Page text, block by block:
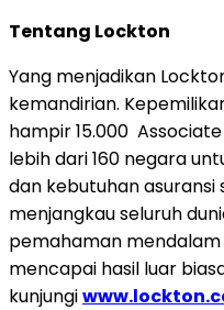
Tentang Lockton
Yang menjadikan
kemandirian.
hampir 15.000
lebih dari 160 negara
dan kebutuhan asuransi
menjangkau seluruh
pemahaman
mencapai hasil luar
kunjungi